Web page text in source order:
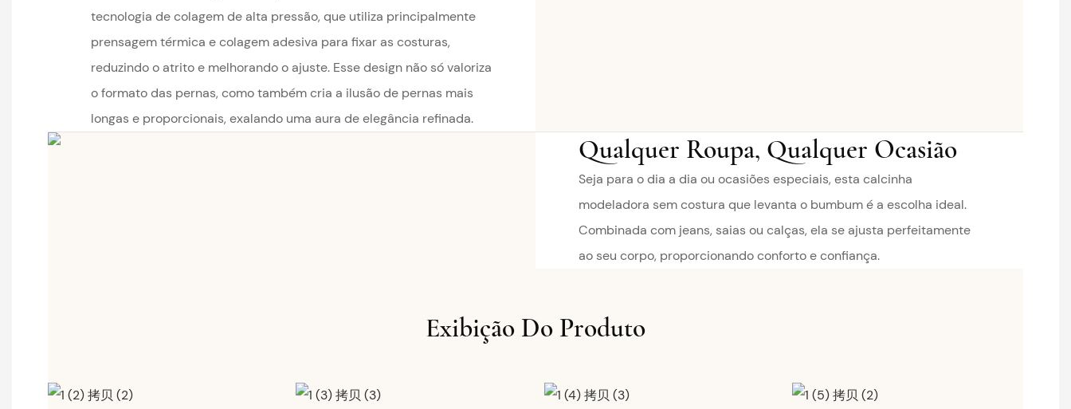
tecnologia de colagem de alta pressão, que utiliza principalmente
prensagem térmica e colagem adesiva para fixar as costuras,
reduzindo o atrito e melhorando o ajuste. Esse design não só valoriza
o formato das pernas, como também cria a ilusão de pernas mais
longas e proporcionais, exalando uma aura de elegância refinada.
Qualquer Roupa, Qualquer Ocasião
Seja para o dia a dia ou ocasiões especiais, esta calcinha
modeladora sem costura que levanta o bumbum é a escolha ideal.
Combinada com jeans, saias ou calças, ela se ajusta perfeitamente
ao seu corpo, proporcionando conforto e confiança.
Exibição Do Produto